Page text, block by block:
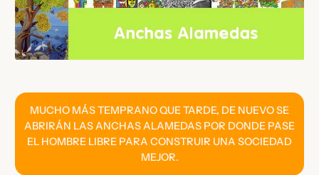
MUCHO MÁS TEMPRANO QUE TARDE, DE NUEVO SE
ABRIRÁN LAS ANCHAS ALAMEDAS POR DONDE PASE
EL HOMBRE LIBRE PARA CONSTRUIR UNA SOCIEDAD
MEJOR.